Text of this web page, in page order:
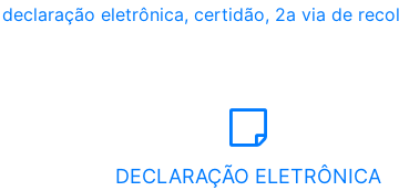
eletrônica, certidão, 2a via de
DECLARAÇÃO ELETRÔNICA